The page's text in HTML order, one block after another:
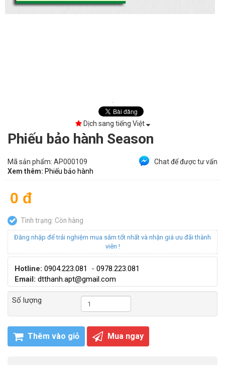
Dịch sang tiếng Việt
Phiếu bảo hành Season
Mã sản phẩm: AP000109
Chat để được tư vấn
Xem thêm: Phiếu bảo hành
0 đ
Tình trạng: Còn hàng
Đăng nhập để trải nghiệm mua sắm tốt nhất và nhận giá ưu đãi thành
viên !
Hotline: 0904.223.081 - 0978.223.081
Email: dtthanh.apt@gmail.com
Số lượng
Thêm vào giỏ Mua ngay